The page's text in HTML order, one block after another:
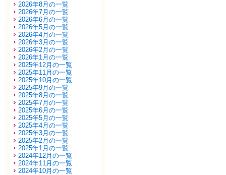
2026年8月の一覧
2026年7月の一覧
2026年6月の一覧
2026年5月の一覧
2026年4月の一覧
2026年3月の一覧
2026年2月の一覧
2026年1月の一覧
2025年12月の一覧
2025年11月の一覧
2025年10月の一覧
2025年9月の一覧
2025年8月の一覧
2025年7月の一覧
2025年6月の一覧
2025年5月の一覧
2025年4月の一覧
2025年3月の一覧
2025年2月の一覧
2025年1月の一覧
2024年12月の一覧
2024年11月の一覧
2024年10月の一覧